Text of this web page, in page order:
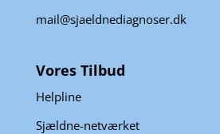
mail@sjaeldnediagnoser.dk
Vores Tilbud
Helpline
Sjældne-netværket